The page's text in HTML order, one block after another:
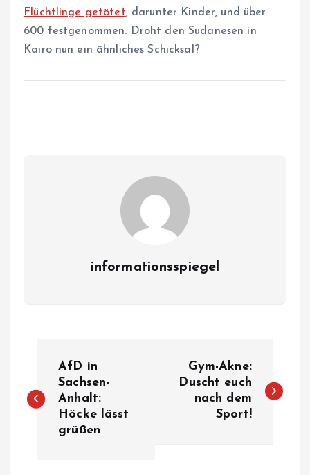
Flüchtlinge getötet, darunter Kinder, und über
600 festgenommen. Droht den Sudanesen in
Kairo nun ein ähnliches Schicksal?
informationsspiegel
o
AfD in
Sachsen-
Anhalt:
Höcke lässt
grüßen
Gym-Akne:
Duscht euch
nach dem
Sport!